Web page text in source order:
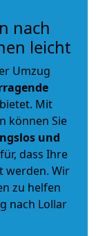
nach
leicht
Umzug
Mit
können Sie
und
dass Ihre
werden. Wir
zu helfen
nach Lollar